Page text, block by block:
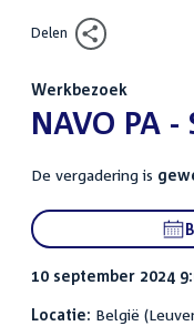
Delen
Werkbezoek
:NAVO PA
De vergadering is
10 september 2024
Locatie: België